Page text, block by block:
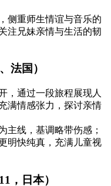
侧重师生情谊与音乐的
注兄妹亲情与生活的韧
法国）
，通过一段旅程展现人
满情感张力，探讨亲情
主线，基调略带伤感；
明快纯真，充满儿童视
，日本）